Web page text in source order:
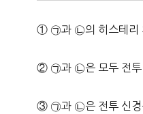
① ㉠과 ㉡의 히스테리
② ㉠과 ㉡은 모두 전투
③ ㉠과 ㉡은 전투 신경